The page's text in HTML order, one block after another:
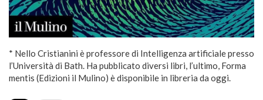
* Nello Cristianini è professore di Intelligenza artificiale presso
l’Università di Bath. Ha pubblicato diversi libri, l’ultimo, Forma
mentis (Edizioni il Mulino) è disponibile in libreria da oggi.